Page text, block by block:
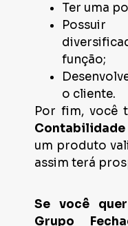
Ter uma
Possuir
função;
o cliente.
Por fim, você
Contabilidade
um produto
assim terá
Se você
Grupo